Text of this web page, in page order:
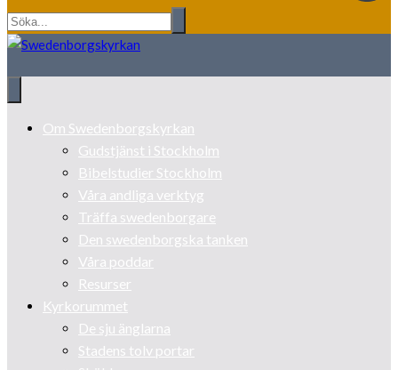
Om Swedenborgskyrkan
Gudstjänst i Stockholm
Bibelstudier Stockholm
Våra andliga verktyg
Träffa swedenborgare
Den swedenborgska tanken
Våra poddar
Resurser
Kyrkorummet
De sju änglarna
Stadens tolv portar